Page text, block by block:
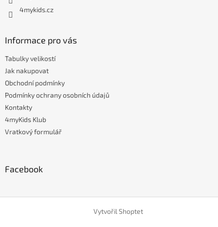
4mykids.cz
Informace pro vás
Tabulky velikostí
Jak nakupovat
Obchodní podmínky
Podmínky ochrany osobních údajů
Kontakty
4myKids Klub
Vratkový formulář
Facebook
Vytvořil Shoptet